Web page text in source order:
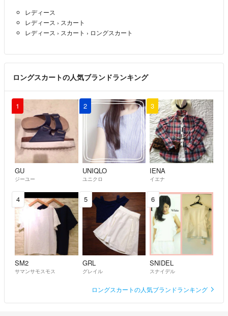
レディース
レディース › スカート
レディース › スカート › ロングスカート
ロングスカートの人気ブランドランキング
1
GU
ジーユー
2
UNIQLO
ユニクロ
3
IENA
イエナ
4
SM2
サマンサモスモス
5
GRL
グレイル
6
SNIDEL
スナイデル
ロングスカートの人気ブランドランキング